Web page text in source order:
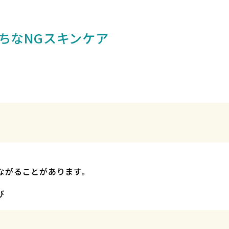
なNGスキンケア
ることがあります。